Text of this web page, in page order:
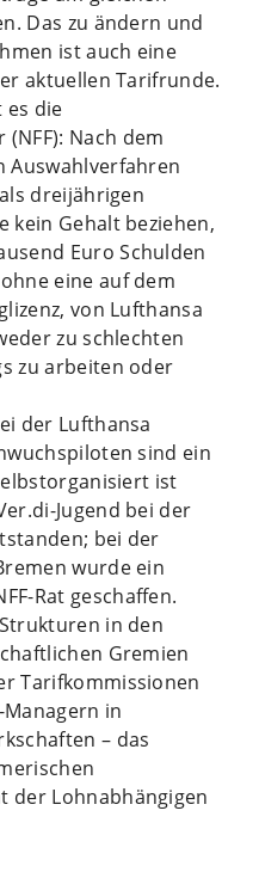
Das zu ändern und
ist auch eine
aktuellen Tarifrunde.
die
Nach dem
Auswahlverfahren
dreijährigen
kein Gehalt beziehen,
Euro Schulden
eine auf dem
von Lufthansa
zu schlechten
zu arbeiten oder
der Lufthansa
sind ein
ist
Jugend bei der
bei der
wurde ein
Rat geschaffen.
in den
Gremien
Tarifkommissionen
in
– das
der Lohnabhängigen